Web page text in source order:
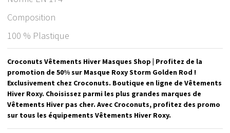
Composition
100 % Plastique
Croconuts Vêtements Hiver Masques Shop | Profitez de la
promotion de 50% sur Masque Roxy Storm Golden Rod !
Exclusivement chez Croconuts. Boutique en ligne de Vêtements
Hiver Roxy. Choisissez parmi les plus grandes marques de
Vêtements Hiver pas cher. Avec Croconuts, profitez des promo
sur tous les équipements Vêtements Hiver Roxy.